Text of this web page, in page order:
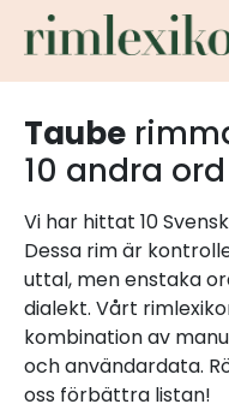
Taube
10 andra ord
Vi har hittat 10
Dessa rim är
uttal, men enstaka
dialekt. Vårt
kombination av
och användardata.
oss förbättra listan!